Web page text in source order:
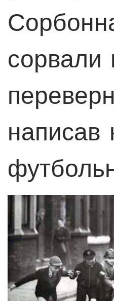
сорвали
написав